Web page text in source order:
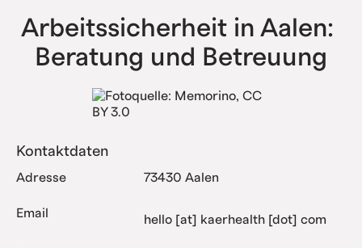
Arbeitssicherheit in Aalen:
Beratung und Betreuung
Kontaktdaten
Adresse 73430 Aalen
Email hello [at] kaerhealth [dot] com